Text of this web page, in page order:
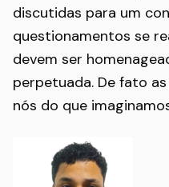
discutidas para um
questionamentos se
devem ser
perpetuada. De fato
nós do que